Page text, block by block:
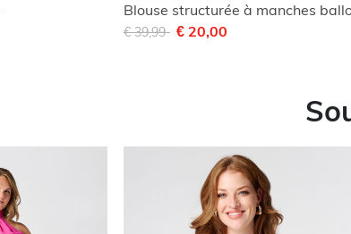
Blouse structurée à manches
Remise de
€ 39,99à € 20,00